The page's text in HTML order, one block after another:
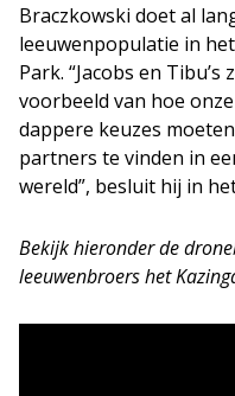
Braczkowski doet al
leeuwenpopulatie in
Park. “Jacobs en
voorbeeld van hoe
dappere keuzes
partners te vinden in
wereld”, besluit hij in
Bekijk hieronder de
leeuwenbroers het